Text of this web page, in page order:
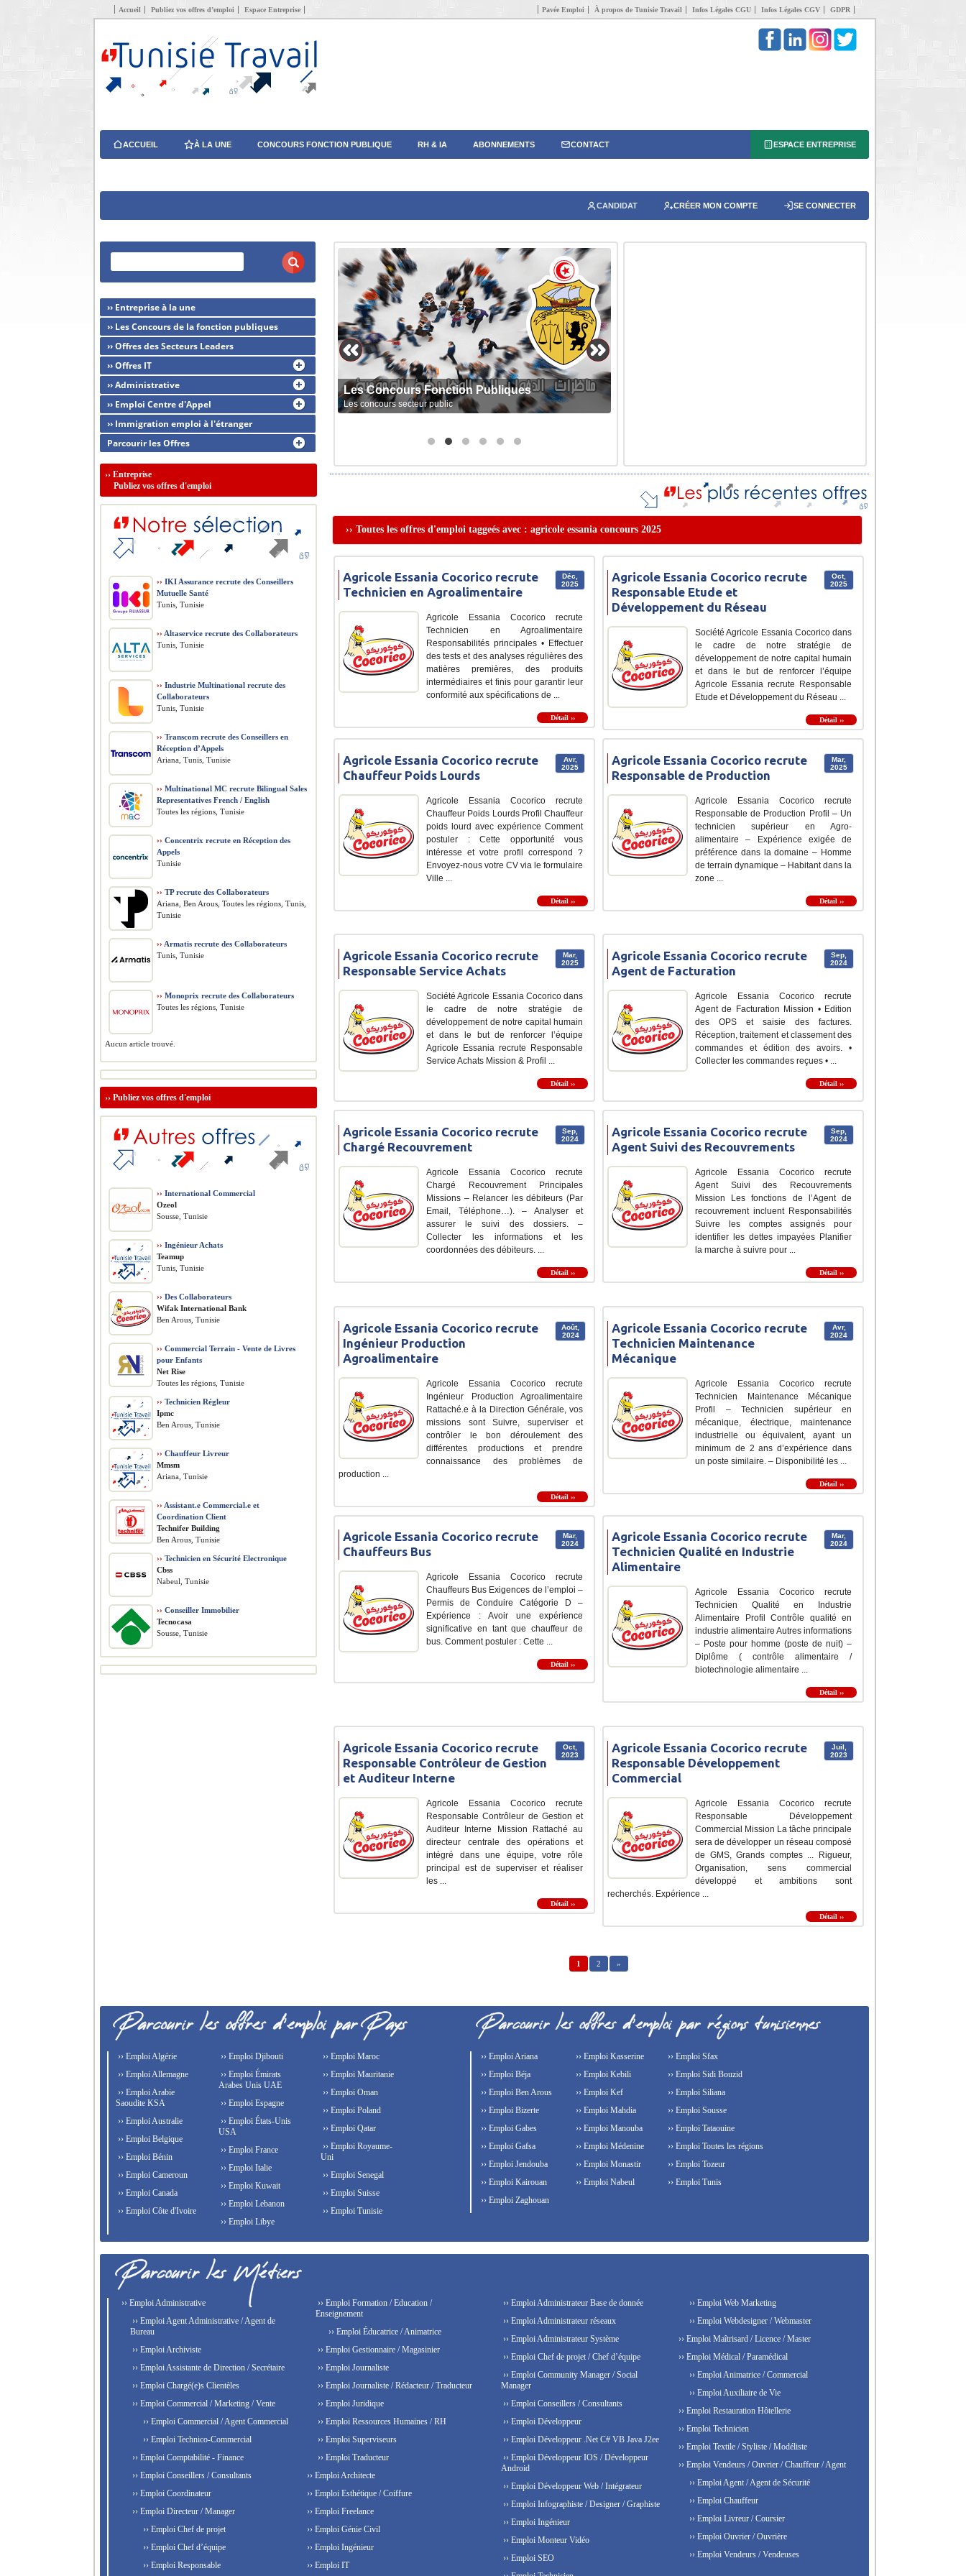
Accueil Publiez vos offres d’emploi Espace Entreprise Pavée Emploi À propos de Tunisie Travail Infos Légales CGU Infos Légales CGV GDPR
ACCUEIL À LA UNE CONCOURS FONCTION PUBLIQUE RH & IA ABONNEMENTS CONTACT ESPACE ENTREPRISE
CANDIDAT CRÉER MON COMPTE SE CONNECTER
Les Concours Fonction Publiques
Les concours secteur public
›› Toutes les offres d'emploi taggeés avec : agricole essania concours 2025
Déc,
2025
Agricole Essania Cocorico recrute
Technicien en Agroalimentaire
Agricole Essania Cocorico recrute
Technicien en Agroalimentaire
Responsabilités principales • Effectuer
des tests et des analyses régulières des
matières premières, des produits
intermédiaires et finis pour garantir leur
conformité aux spécifications de ...
Détail ››
Oct,
2025
Agricole Essania Cocorico recrute
Responsable Etude et
Développement du Réseau
Société Agricole Essania Cocorico dans
le cadre de notre stratégie de
développement de notre capital humain
et dans le but de renforcer l’équipe
Agricole Essania recrute Responsable
Etude et Développement du Réseau ...
Détail ››
Avr,
2025
Agricole Essania Cocorico recrute
Chauffeur Poids Lourds
Agricole Essania Cocorico recrute
Chauffeur Poids Lourds Profil Chauffeur
poids lourd avec expérience Comment
postuler : Cette opportunité vous
intéresse et votre profil correspond ?
Envoyez-nous votre CV via le formulaire
Ville ...
Détail ››
Mar,
2025
Agricole Essania Cocorico recrute
Responsable de Production
Agricole Essania Cocorico recrute
Responsable de Production Profil – Un
technicien supérieur en Agro-
alimentaire – Expérience exigée de
préférence dans la domaine – Homme
de terrain dynamique – Habitant dans la
zone ...
Détail ››
Mar,
2025
Agricole Essania Cocorico recrute
Responsable Service Achats
Société Agricole Essania Cocorico dans
le cadre de notre stratégie de
développement de notre capital humain
et dans le but de renforcer l’équipe
Agricole Essania recrute Responsable
Service Achats Mission & Profil ...
Détail ››
Sep,
2024
Agricole Essania Cocorico recrute
Agent de Facturation
Agricole Essania Cocorico recrute
Agent de Facturation Mission • Edition
des OPS et saisie des factures.
Réception, traitement et classement des
commandes et édition des avoirs. •
Collecter les commandes reçues • ...
Détail ››
Sep,
2024
Agricole Essania Cocorico recrute
Chargé Recouvrement
Agricole Essania Cocorico recrute
Chargé Recouvrement Principales
Missions – Relancer les débiteurs (Par
Email, Téléphone…). – Analyser et
assurer le suivi des dossiers. –
Collecter les informations et les
coordonnées des débiteurs. ...
Détail ››
Sep,
2024
Agricole Essania Cocorico recrute
Agent Suivi des Recouvrements
Agricole Essania Cocorico recrute
Agent Suivi des Recouvrements
Mission Les fonctions de l’Agent de
recouvrement incluent Responsabilités
Suivre les comptes assignés pour
identifier les dettes impayées Planifier
la marche à suivre pour ...
Détail ››
Août,
2024
Agricole Essania Cocorico recrute
Ingénieur Production
Agroalimentaire
Agricole Essania Cocorico recrute
Ingénieur Production Agroalimentaire
Rattaché.e à la Direction Générale, vos
missions sont Suivre, superviser et
contrôler le bon déroulement des
différentes productions et prendre
connaissance des problèmes de
production ...
Détail ››
Avr,
2024
Agricole Essania Cocorico recrute
Technicien Maintenance
Mécanique
Agricole Essania Cocorico recrute
Technicien Maintenance Mécanique
Profil – Technicien supérieur en
mécanique, électrique, maintenance
industrielle ou équivalent, ayant un
minimum de 2 ans d’expérience dans
un poste similaire. – Disponibilité les ...
Détail ››
Mar,
2024
Agricole Essania Cocorico recrute
Chauffeurs Bus
Agricole Essania Cocorico recrute
Chauffeurs Bus Exigences de l’emploi –
Permis de Conduire Catégorie D –
Expérience : Avoir une expérience
significative en tant que chauffeur de
bus. Comment postuler : Cette ...
Détail ››
Mar,
2024
Agricole Essania Cocorico recrute
Technicien Qualité en Industrie
Alimentaire
Agricole Essania Cocorico recrute
Technicien Qualité en Industrie
Alimentaire Profil Contrôle qualité en
industrie alimentaire Autres informations
– Poste pour homme (poste de nuit) –
Diplôme ( contrôle alimentaire /
biotechnologie alimentaire ...
Détail ››
Oct,
2023
Agricole Essania Cocorico recrute
Responsable Contrôleur de Gestion
et Auditeur Interne
Agricole Essania Cocorico recrute
Responsable Contrôleur de Gestion et
Auditeur Interne Mission Rattaché au
directeur centrale des opérations et
intégré dans une équipe, votre rôle
principal est de superviser et réaliser
les ...
Détail ››
Juil,
2023
Agricole Essania Cocorico recrute
Responsable Développement
Commercial
Agricole Essania Cocorico recrute
Responsable Développement
Commercial Mission La tâche principale
sera de développer un réseau composé
de GMS, Grands comptes ... Rigueur,
Organisation, sens commercial
développé et ambitions sont
recherchés. Expérience ...
Détail ››
1 2 »
›› Entreprise à la une
›› Les Concours de la fonction publiques
›› Offres des Secteurs Leaders
›› Offres IT
›› Administrative
›› Emploi Centre d'Appel
›› Immigration emploi à l'étranger
Parcourir les Offres
›› Entreprise
Publiez vos offres d'emploi
›› IKI Assurance recrute des Conseillers
Mutuelle Santé
Tunis, Tunisie
›› Altaservice recrute des Collaborateurs
Tunis, Tunisie
›› Industrie Multinational recrute des
Collaborateurs
Tunis, Tunisie
›› Transcom recrute des Conseillers en
Réception d’Appels
Ariana, Tunis, Tunisie
›› Multinational MC recrute Bilingual Sales
Representatives French / English
Toutes les régions, Tunisie
›› Concentrix recrute en Réception des
Appels
Tunisie
›› TP recrute des Collaborateurs
Ariana, Ben Arous, Toutes les régions, Tunis,
Tunisie
›› Armatis recrute des Collaborateurs
Tunis, Tunisie
›› Monoprix recrute des Collaborateurs
Toutes les régions, Tunisie
Aucun article trouvé.
›› Publiez vos offres d'emploi
›› International Commercial
Ozeol
Sousse, Tunisie
›› Ingénieur Achats
Teamup
Tunis, Tunisie
›› Des Collaborateurs
Wifak International Bank
Ben Arous, Tunisie
›› Commercial Terrain - Vente de Livres
pour Enfants
Net Rise
Toutes les régions, Tunisie
›› Technicien Régleur
Ipmc
Ben Arous, Tunisie
›› Chauffeur Livreur
Mmsm
Ariana, Tunisie
›› Assistant.e Commercial.e et
Coordination Client
Technifer Building
Ben Arous, Tunisie
›› Technicien en Sécurité Electronique
Cbss
Nabeul, Tunisie
›› Conseiller Immobilier
Tecnocasa
Sousse, Tunisie
›› Emploi Algérie
›› Emploi Allemagne
›› Emploi Arabie
Saoudite KSA
›› Emploi Australie
›› Emploi Belgique
›› Emploi Bénin
›› Emploi Cameroun
›› Emploi Canada
›› Emploi Côte d'Ivoire
›› Emploi Djibouti
›› Emploi Émirats
Arabes Unis UAE
›› Emploi Espagne
›› Emploi États-Unis
USA
›› Emploi France
›› Emploi Italie
›› Emploi Kuwait
›› Emploi Lebanon
›› Emploi Libye
›› Emploi Maroc
›› Emploi Mauritanie
›› Emploi Oman
›› Emploi Poland
›› Emploi Qatar
›› Emploi Royaume-
Uni
›› Emploi Senegal
›› Emploi Suisse
›› Emploi Tunisie
›› Emploi Ariana
›› Emploi Béja
›› Emploi Ben Arous
›› Emploi Bizerte
›› Emploi Gabes
›› Emploi Gafsa
›› Emploi Jendouba
›› Emploi Kairouan
›› Emploi Kasserine
›› Emploi Kebili
›› Emploi Kef
›› Emploi Mahdia
›› Emploi Manouba
›› Emploi Médenine
›› Emploi Monastir
›› Emploi Nabeul
›› Emploi Sfax
›› Emploi Sidi Bouzid
›› Emploi Siliana
›› Emploi Sousse
›› Emploi Tataouine
›› Emploi Toutes les régions
›› Emploi Tozeur
›› Emploi Tunis
›› Emploi Zaghouan
›› Emploi Administrative
›› Emploi Agent Administrative / Agent de
Bureau
›› Emploi Archiviste
›› Emploi Assistante de Direction / Secrétaire
›› Emploi Chargé(e)s Clientèles
›› Emploi Commercial / Marketing / Vente
›› Emploi Commercial / Agent Commercial
›› Emploi Technico-Commercial
›› Emploi Comptabilité - Finance
›› Emploi Conseillers / Consultants
›› Emploi Coordinateur
›› Emploi Directeur / Manager
›› Emploi Chef de projet
›› Emploi Chef d’équipe
›› Emploi Responsable
›› Emploi Formation / Education /
Enseignement
›› Emploi Éducatrice / Animatrice
›› Emploi Gestionnaire / Magasinier
›› Emploi Journaliste
›› Emploi Journaliste / Rédacteur / Traducteur
›› Emploi Juridique
›› Emploi Ressources Humaines / RH
›› Emploi Superviseurs
›› Emploi Traducteur
›› Emploi Architecte
›› Emploi Esthétique / Coiffure
›› Emploi Freelance
›› Emploi Génie Civil
›› Emploi Ingénieur
›› Emploi IT
›› Emploi Administrateur Base de donnée
›› Emploi Administrateur réseaux
›› Emploi Administrateur Système
›› Emploi Chef de projet / Chef d’équipe
›› Emploi Community Manager / Social
Manager
›› Emploi Conseillers / Consultants
›› Emploi Développeur
›› Emploi Développeur .Net C# VB Java J2ee
›› Emploi Développeur IOS / Développeur
Android
›› Emploi Développeur Web / Intégrateur
›› Emploi Infographiste / Designer / Graphiste
›› Emploi Ingénieur
›› Emploi Monteur Vidéo
›› Emploi SEO
›› Emploi Web Marketing
›› Emploi Webdesigner / Webmaster
›› Emploi Maîtrisard / Licence / Master
›› Emploi Médical / Paramédical
›› Emploi Animatrice / Commercial
›› Emploi Auxiliaire de Vie
›› Emploi Restauration Hôtellerie
›› Emploi Technicien
›› Emploi Textile / Styliste / Modéliste
›› Emploi Vendeurs / Ouvrier / Chauffeur / Agent
›› Emploi Agent / Agent de Sécurité
›› Emploi Chauffeur
›› Emploi Livreur / Coursier
›› Emploi Ouvrier / Ouvrière
›› Emploi Vendeurs / Vendeuses